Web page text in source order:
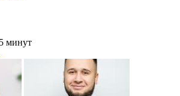
минут